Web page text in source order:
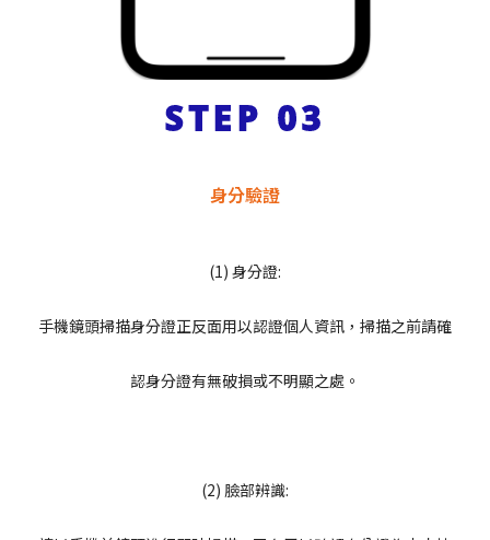
STEP 03
身分驗證
(1) 身分證:
手機鏡頭掃描身分證正反面用以認證個人資訊，掃描之前請確
認身分證有無破損或不明顯之處。
(2) 臉部辨識: